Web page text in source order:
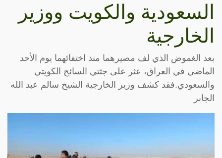
السعودية والكويت ووزير
الخارجية
بعد الغموض الذي لف مصيرهما منذ اختفائهما يوم الأحد
الماضي في العراق، عثر على جثتي السائح الكويتي
والسعودي.فقد كشف وزير الخارجية الشيخ سالم عبد الله
الجابر